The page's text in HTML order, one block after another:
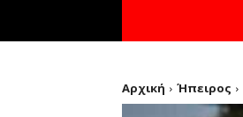
Αρχική Ήπειρος